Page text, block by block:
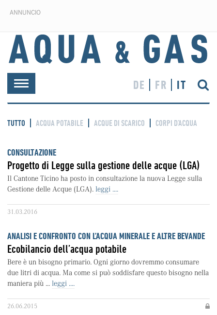
ANNUNCIO
Toggle
navigation
DE FR IT
TUTTO ACQUA POTABILE ACQUE DI SCARICO CORPI D’ACQUA
CONSULTAZIONE
Progetto di Legge sulla gestione delle acque (LGA)
Il Cantone Ticino ha posto in consultazione la nuova Legge sulla
Gestione delle Acque (LGA). leggi ....
31.03.2016
ANALISI E CONFRONTO CON L’ACQUA MINERALE E ALTRE BEVANDE
Ecobilancio dell’acqua potabile
Bere è un bisogno primario. Ogni giorno dovremmo consumare
due litri di acqua. Ma come si può soddisfare questo bisogno nella
maniera più ... leggi ....
26.06.2015